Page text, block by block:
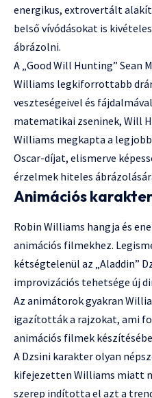
energikus, extrovertált
belső vívódásokat is
ábrázolni.
A „Good Will Hunting” Sean
Williams legkiforrottabb
veszteségeivel és
matematikai zseninek, Will
Williams megkapta a
Oscar-díjat, elismerve
érzelmek hiteles
Animációs
Robin Williams hangja és
animációs filmekhez.
kétségtelenül az „Aladdin”
improvizációs tehetsége új
Az animátorok gyakran
igazították a rajzokat, ami
animációs filmek
A Dzsini karakter olyan
kifejezetten Williams miatt
szerep indította el azt a